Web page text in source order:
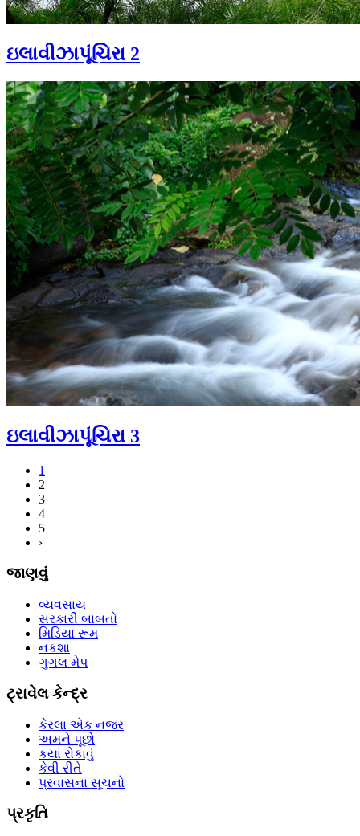
ઇલાવીઝાપૂંચિરા 2
ઇલાવીઝાપૂંચિરા 3
1
2
3
4
5
›
જાણવું
વ્યવસાય
સરકારી બાબતો
મિડિયા રૂમ
નકશા
ગુગલ મેપ
ટ્રાવેલ કેન્દ્ર
કેરલા એક નજર
અમને પૂછો
કયાં રોકાવું
કેવી રીતે
પ્રવાસના સૂચનો
પ્રકૃતિ